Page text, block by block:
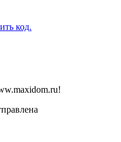
код.